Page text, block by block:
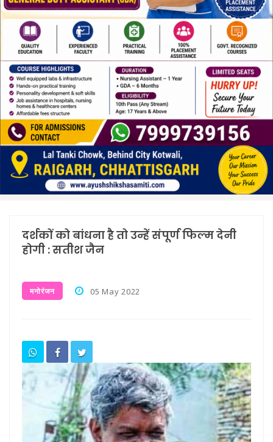
दर्शकों को बांधना है तो उन्हें संपूर्ण फिल्म देनी
होगी : सतीश जैन
मनोरंजन 05 May 2022